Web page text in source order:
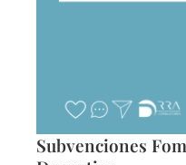
Subvenciones